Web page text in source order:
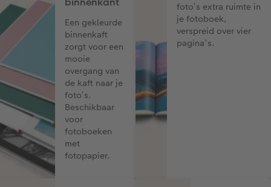
Een gekleurde
binnenkaft
zorgt voor een
mooie
overgang van
de kaft naar je
foto’s.
Beschikbaar
voor
fotoboeken
met
fotopapier.
foto’s extra ruimte in
je fotoboek,
verspreid over vier
pagina’s.